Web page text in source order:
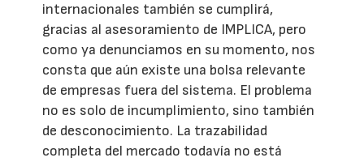
internacionales también se cumplirá,
gracias al asesoramiento de IMPLICA, pero
como ya denunciamos en su momento, nos
consta que aún existe una bolsa relevante
de empresas fuera del sistema. El problema
no es solo de incumplimiento, sino también
de desconocimiento. La trazabilidad
completa del mercado todavía no está